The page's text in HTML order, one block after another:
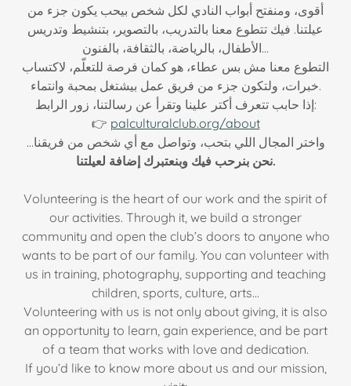
أقوى، ومنفتح أبواب النادي لكل شخص بيحب يكون جزء من
عيلتنا. فيك تتطوع معنا بالتدريب، بالتصوير، بتنشيط وتدريس
الأطفال، بالرياضة، بالثقافة، بالفنون...
التطوع معنا مش بس عطاء، هو كمان فرصة للتعلّم، لاكتساب
خبرات، ولتكون جزء من فريق عمل بيشتغل بمحبة وانتماء.
إذا حابب تتعرف أكتر علينا وتقرأ عن رسالتنا، زور الرابط:
👉 palculturalclub.org/about
واختر المجال اللي بتحب، وتواصل مع أي شخص من فريقنا…
نحن بنرحب فيك وبنعتبرك إضافة لعيلتنا.
Volunteering is the heart of our work and the spirit of
our activities. Through it, we build a stronger
community and open the club’s doors to anyone who
wants to be part of our family. You can volunteer with
us in training, photography, supporting and teaching
children, sports, culture, arts...
Volunteering with us is not only about giving, it is also
an opportunity to learn, gain experience, and be part
of a team that works with love and dedication.
If you’d like to know more about us and our mission,